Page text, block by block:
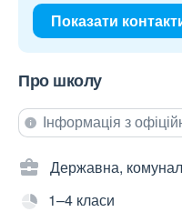
Показати
Про школу
Інформація з
Державна,
1–4 класи